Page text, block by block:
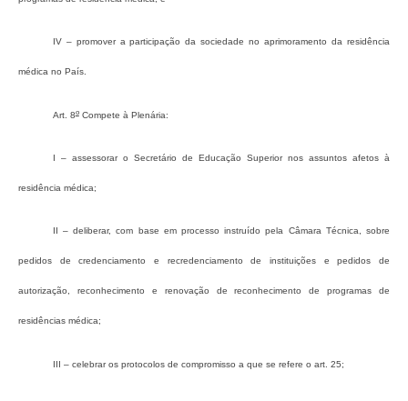
IV – promover a participação da sociedade no aprimoramento da residência
médica no País.
Art. 8oCompete à Plenária:
I – assessorar o Secretário de Educação Superior nos assuntos afetos à
residência médica;
pedidos de credenciamento e recredenciamento de instituições e pedidos de
autorização, reconhecimento e renovação de reconhecimento de programas de
residências médica;
III – celebrar os protocolos de compromisso a que se refere o art. 25;